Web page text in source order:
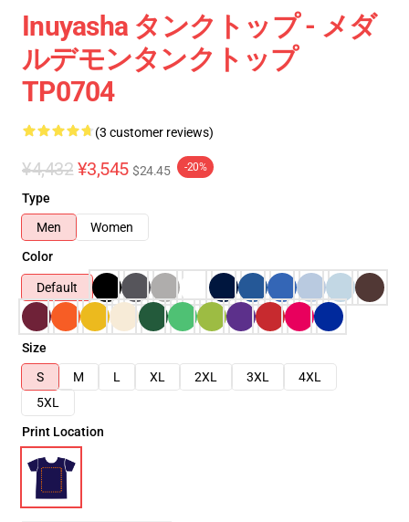
Inuyasha タンクトップ - メダ
ルデモンタンクトップ
TP0704
(3 customer reviews)
¥4,432 ¥3,545 $24.45 -20%
Type
Men
Women
Color
Default
Size
S
M L XL 2XL 3XL
4XL
5XL
Print Location